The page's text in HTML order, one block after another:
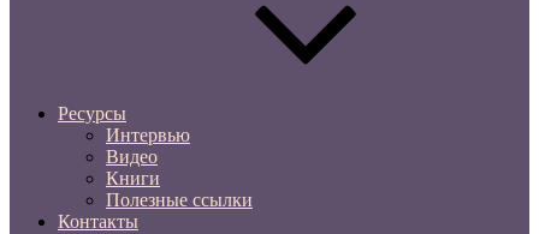
Ресурсы
Интервью
Видео
Книги
Полезные ссылки
Контакты